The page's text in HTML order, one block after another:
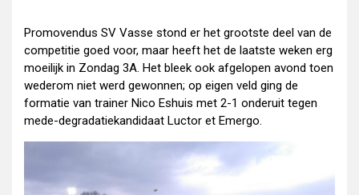
Promovendus SV Vasse stond er het grootste deel van de
competitie goed voor, maar heeft het de laatste weken erg
moeilijk in Zondag 3A. Het bleek ook afgelopen avond toen
wederom niet werd gewonnen; op eigen veld ging de
formatie van trainer Nico Eshuis met 2-1 onderuit tegen
mede-degradatiekandidaat Luctor et Emergo.